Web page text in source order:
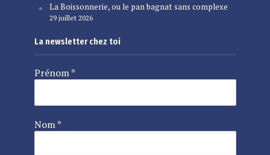
La Boissonnerie, ou le pan bagnat sans complexe
29 juillet 2026
La newsletter chez toi
Prénom*
Nom*